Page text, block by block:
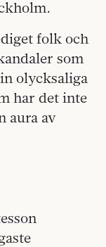
folk och
som
olycksaliga
har det inte
aura av